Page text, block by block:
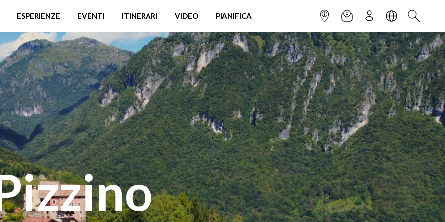
ESPERIENZE EVENTI ITINERARI VIDEO PIANIFICA INFOPOINTNEWSLETTER
ISCRIVITILINGUACERCA